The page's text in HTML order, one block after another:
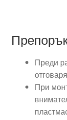
Преди
При